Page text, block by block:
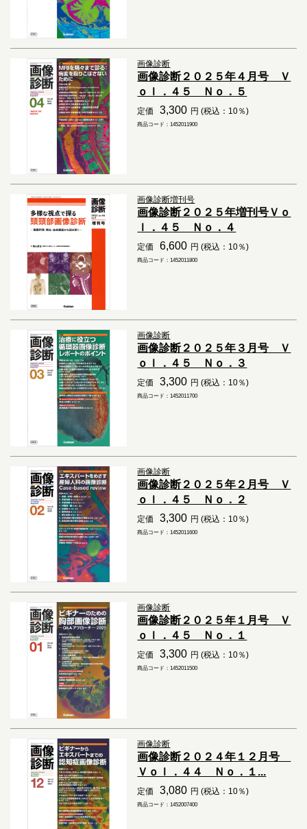
画像診断
画像診断２０２５年４月号 Ｖ
ｏｌ．４５ Ｎｏ．５
定価 3,300 円 (税込：10％)
商品コード：1452011900
画像診断増刊号
画像診断２０２５年増刊号Ｖｏ
ｌ．４５ Ｎｏ．４
定価 6,600 円 (税込：10％)
商品コード：1452011800
画像診断
画像診断２０２５年３月号 Ｖ
ｏｌ．４５ Ｎｏ．３
定価 3,300 円 (税込：10％)
商品コード：1452011700
画像診断
画像診断２０２５年２月号 Ｖ
ｏｌ．４５ Ｎｏ．２
定価 3,300 円 (税込：10％)
商品コード：1452011600
画像診断
画像診断２０２５年１月号 Ｖ
ｏｌ．４５ Ｎｏ．１
定価 3,300 円 (税込：10％)
商品コード：1452011500
画像診断
画像診断２０２４年１２月号
Ｖｏｌ．４４ Ｎｏ．１...
定価 3,080 円 (税込：10％)
商品コード：1452007400